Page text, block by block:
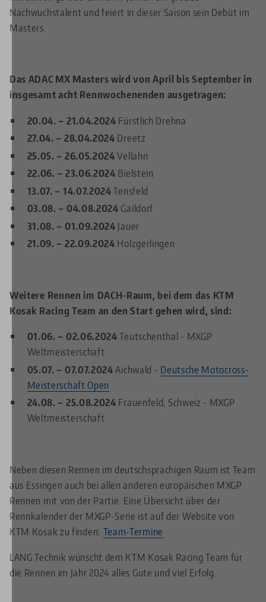
Nachwuchstalent und feiert in dieser Saison sein Debüt im
Masters.
Das ADAC MX Masters wird von April bis September in
insgesamt acht Rennwochenenden ausgetragen:
20.04. – 21.04.2024 Fürstlich Drehna
27.04. – 28.04.2024 Dreetz
25.05. – 26.05.2024Vellahn
22.06. – 23.06.2024 Bielstein
13.07. – 14.07.2024Tensfeld
03.08. – 04.08.2024 Gaildorf
31.08. – 01.09.2024 Jauer
21.09. – 22.09.2024 Holzgerlingen
Weitere Rennen im DACH-Raum, bei dem das KTM
Kosak Racing Team an den Start gehen wird, sind:
01.06. – 02.06.2024Teutschenthal - MXGP
Weltmeisterschaft
05.07. – 07.07.2024Aichwald - Deutsche Motocross-
Meisterschaft Open
24.08. – 25.08.2024 Frauenfeld, Schweiz - MXGP
Weltmeisterschaft
Neben diesen Rennen im deutschsprachigen Raum ist Team
aus Essingen auch bei allen anderen europäischen MXGP
Rennen mit von der Partie. Eine Übersicht über der
Rennkalender der MXGP-Serie ist auf der Website von
KTM Kosak zu finden: Team-Termine
LANG Technik wünscht dem KTM Kosak Racing Team für
die Rennen im Jahr 2024 alles Gute und viel Erfolg.